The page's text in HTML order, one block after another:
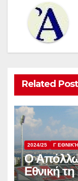
Related Post
2024/25 Γ ΕΘΝΙΚΉ
Ο
Εθνική